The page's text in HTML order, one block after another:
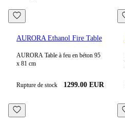
AURORA Ethanol Fire Table
AURORA Table à feu en béton 95
x 81 cm
Rupture de stock 1299.00 EUR